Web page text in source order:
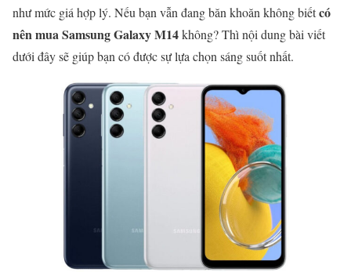
như mức giá hợp lý. Nếu bạn vẫn đang băn khoăn không biếtcó
nên mua Samsung Galaxy M14không? Thì nội dung bài viết
dưới đây sẽ giúp bạn có được sự lựa chọn sáng suốt nhất.